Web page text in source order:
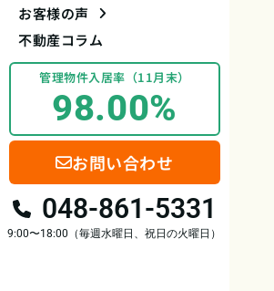
お客様の声
不動産コラム
管理物件入居率（11月末）
98.00%
お問い合わせ
048-861-5331
9:00〜18:00（毎週水曜日、祝日の火曜日）